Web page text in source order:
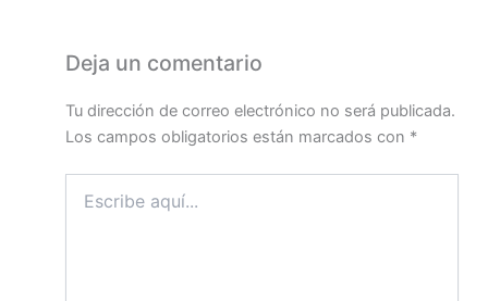
Deja un comentario
Tu dirección de correo electrónico no será publicada.
Los campos obligatorios están marcados con *
aquí...